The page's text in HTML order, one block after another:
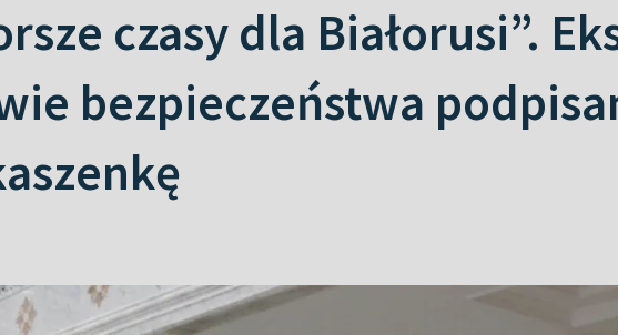
czasy dla Białorusi”.
bezpieczeństwa